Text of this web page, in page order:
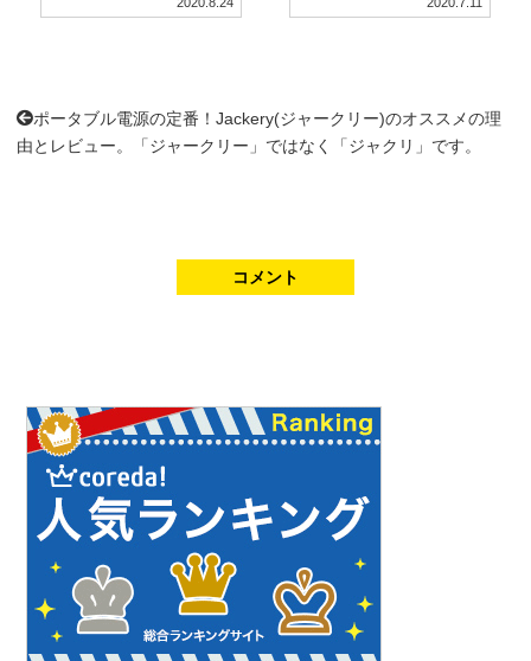
ポータブル電源の定番！Jackery(ジャークリー)のオススメの理
由とレビュー。「ジャークリー」ではなく「ジャクリ」です。
コメント